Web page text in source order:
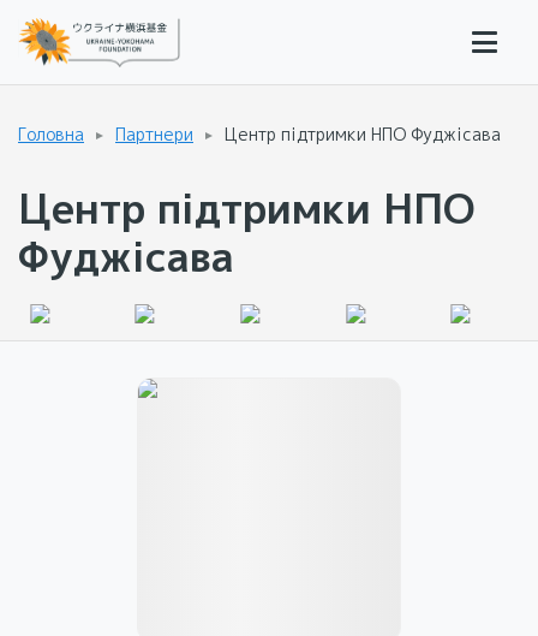
Головна Партнери Центр підтримки НПО Фуджісава
Центр підтримки НПО
Фуджісава